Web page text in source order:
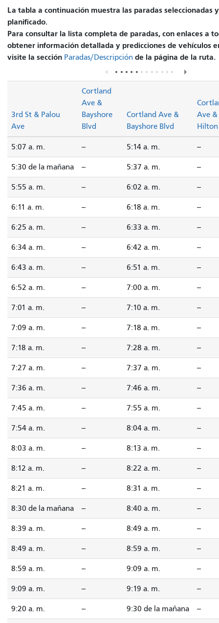
La tabla a continuación muestra las paradas seleccionadas
planificado.
Para consultar la lista completa de paradas, con enlaces a
obtener información detallada y predicciones de vehículos
visite la sección Paradas/Descripción de la página de la ruta.
3rd St & Palou
Ave
Cortland
Ave &
Bayshore
Blvd
Cortland Ave &
Bayshore Blvd
Ave &
Hilton
5:07 a. m. -- 5:14 a. m. --
5:30 de la mañana -- 5:37 a. m. --
5:55 a. m. -- 6:02 a. m. --
6:11 a. m. -- 6:18 a. m. --
6:25 a. m. -- 6:33 a. m. --
6:34 a. m. -- 6:42 a. m. --
6:43 a. m. -- 6:51 a. m. --
6:52 a. m. -- 7:00 a. m. --
7:01 a. m. -- 7:10 a. m. --
7:09 a. m. -- 7:18 a. m. --
7:18 a. m. -- 7:28 a. m. --
7:27 a. m. -- 7:37 a. m. --
7:36 a. m. -- 7:46 a. m. --
7:45 a. m. -- 7:55 a. m. --
7:54 a. m. -- 8:04 a. m. --
8:03 a. m. -- 8:13 a. m. --
8:12 a. m. -- 8:22 a. m. --
8:21 a. m. -- 8:31 a. m. --
8:30 de la mañana -- 8:40 a. m. --
8:39 a. m. -- 8:49 a. m. --
8:49 a. m. -- 8:59 a. m. --
8:59 a. m. -- 9:09 a. m. --
9:09 a. m. -- 9:19 a. m. --
9:20 a. m. -- 9:30 de la mañana --